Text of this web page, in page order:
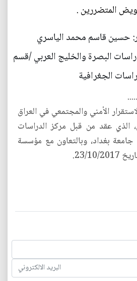
المتضررين .
حسين قاسم محمد الياسري
البصرة والخليج العربي /قسم
الجغرافية
الأمني والمجتمعي في العراق
الذي عقد من قبل مركز الدراسات
جامعة بغداد، وبالتعاون مع مؤسسة
2017.